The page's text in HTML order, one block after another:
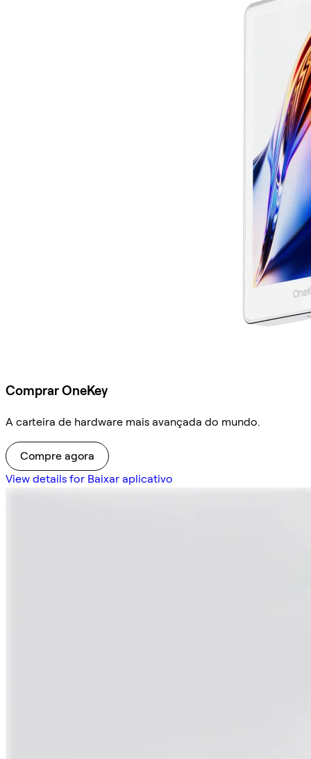
Comprar OneKey
A carteira de hardware mais avançada do mundo.
Compre agora
View details for Baixar aplicativo